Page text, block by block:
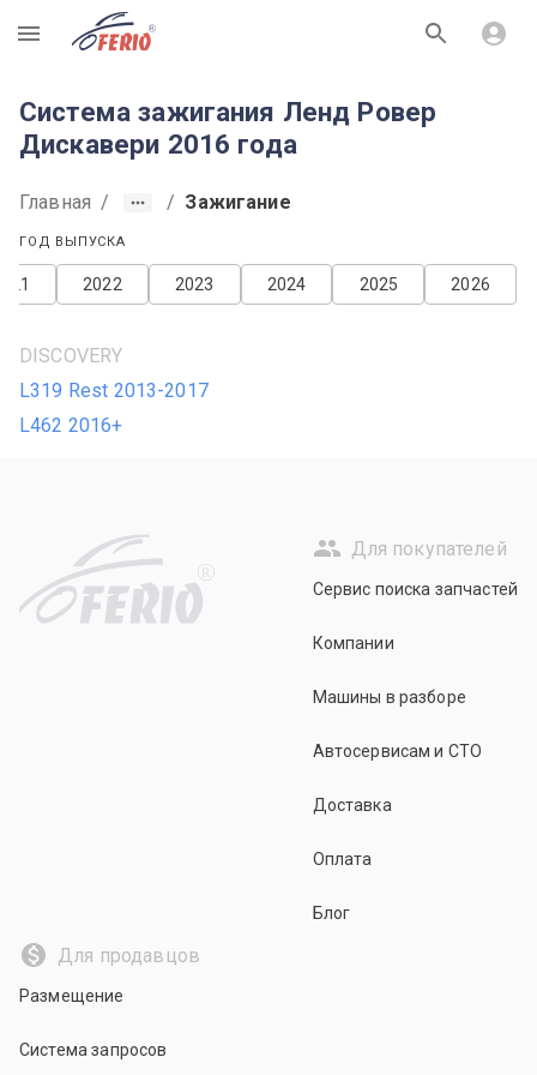
R
Система зажигания Ленд Ровер
Дискавери 2016 года
Главная / / Зажигание
ГОД ВЫПУСКА
2026
2025
2024
2023
2022
DISCOVERY
L319 Rest 2013-2017
L462 2016+
R
Для покупателей
Сервис поиска запчастей
Компании
Машины в разборе
Автосервисам и СТО
Доставка
Оплата
Блог
Для продавцов
Размещение
Система запросов